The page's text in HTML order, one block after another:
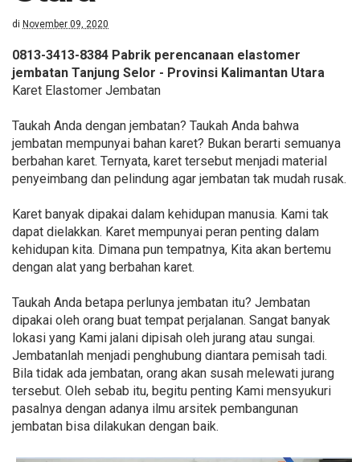
di November 09, 2020
0813-3413-8384 Pabrik perencanaan elastomer
jembatan Tanjung Selor - Provinsi Kalimantan Utara
Karet Elastomer Jembatan
Taukah Anda dengan jembatan? Taukah Anda bahwa
jembatan mempunyai bahan karet? Bukan berarti semuanya
berbahan karet. Ternyata, karet tersebut menjadi material
penyeimbang dan pelindung agar jembatan tak mudah rusak.
Karet banyak dipakai dalam kehidupan manusia. Kami tak
dapat dielakkan. Karet mempunyai peran penting dalam
kehidupan kita. Dimana pun tempatnya, Kita akan bertemu
dengan alat yang berbahan karet.
Taukah Anda betapa perlunya jembatan itu? Jembatan
dipakai oleh orang buat tempat perjalanan. Sangat banyak
lokasi yang Kami jalani dipisah oleh jurang atau sungai.
Jembatanlah menjadi penghubung diantara pemisah tadi.
Bila tidak ada jembatan, orang akan susah melewati jurang
tersebut. Oleh sebab itu, begitu penting Kami mensyukuri
pasalnya dengan adanya ilmu arsitek pembangunan
jembatan bisa dilakukan dengan baik.